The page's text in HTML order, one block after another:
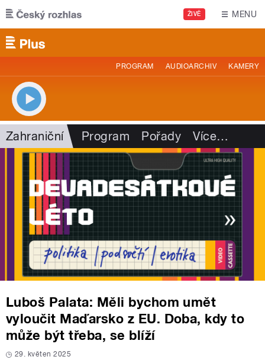
Přejít k hlavnímu obsahu
ŽIVĚ MENU
PROGRAM AUDIOARCHIV KAMERY
Zahraniční Program Pořady Více…
Luboš Palata: Měli bychom umět
vyloučit Maďarsko z EU. Doba, kdy to
může být třeba, se blíží
29. květen 2025